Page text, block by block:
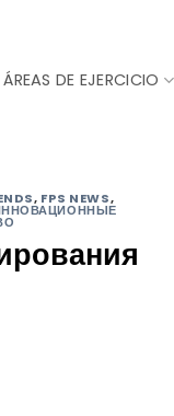
ÁREAS DE EJERCICIO
, FPS NEWS,